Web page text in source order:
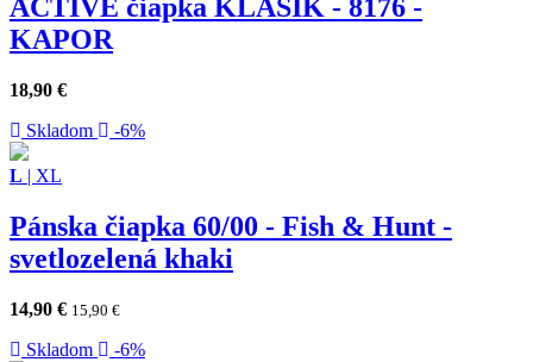
ACTIVE čiapka KLASIK - 8176 -
KAPOR
18,90 €
Skladom
-6%
L | XL
Pánska čiapka 60/00 - Fish & Hunt -
svetlozelená khaki
14,90 € 15,90 €
Skladom -6%